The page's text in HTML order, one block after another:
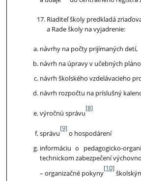
Riaditeľ školy predkladá
a Rade školy na vyjadrenie:
návrhy na počty prijímaných detí,
návrh na úpravy v učebných
návrh školského vzdelávacieho
návrh rozpočtu na príslušný
výročnú správu
[8]
správu
[9]
o hospodárení
informáciu o pedagogicko-
technickom zabezpečení
– organizačné pokyny
[10]